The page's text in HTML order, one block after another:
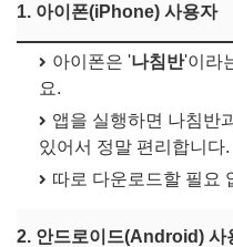
1. 아이폰(iPhone) 사용자
아이폰은 '나침반'이라
요.
앱을 실행하면 나침반
있어서 정말 편리합니다.
따로 다운로드할 필요
2. 안드로이드(Android) 사